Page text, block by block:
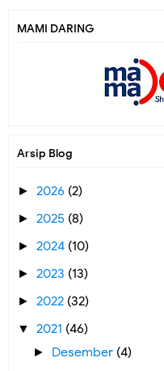
MAMI DARING
Arsip Blog
► 2026 (2)
► 2025 (8)
► 2024 (10)
► 2023 (13)
► 2022 (32)
▼ 2021 (46)
► Desember (4)